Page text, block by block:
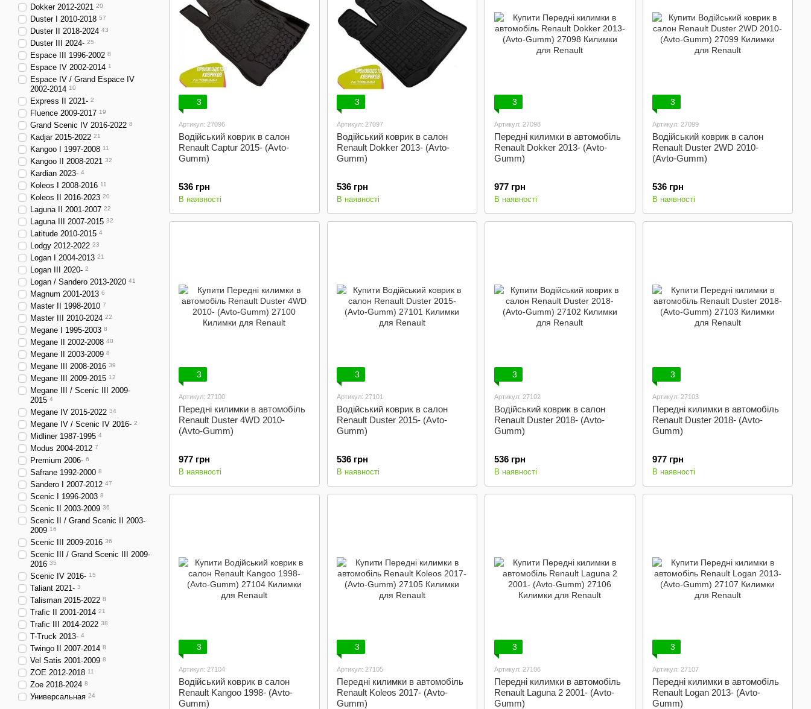
3
Артикул: 27096
Водійський коврик в салон
Renault Captur 2015- (Avto-
Gumm)
536 грн
В наявності
3
Артикул: 27097
Водійський коврик в салон
Renault Dokker 2013- (Avto-
Gumm)
536 грн
В наявності
3
Артикул: 27098
Передні килимки в автомобіль
Renault Dokker 2013- (Avto-
Gumm)
977 грн
В наявності
3
Артикул: 27099
Водійський коврик в салон
Renault Duster 2WD 2010-
(Avto-Gumm)
536 грн
В наявності
3
Артикул: 27100
Передні килимки в автомобіль
Renault Duster 4WD 2010-
(Avto-Gumm)
977 грн
В наявності
3
Артикул: 27101
Водійський коврик в салон
Renault Duster 2015- (Avto-
Gumm)
536 грн
В наявності
3
Артикул: 27102
Водійський коврик в салон
Renault Duster 2018- (Avto-
Gumm)
536 грн
В наявності
3
Артикул: 27103
Передні килимки в автомобіль
Renault Duster 2018- (Avto-
Gumm)
977 грн
В наявності
3
Артикул: 27104
Водійський коврик в салон
Renault Kangoo 1998- (Avto-
Gumm)
3
Артикул: 27105
Передні килимки в автомобіль
Renault Koleos 2017- (Avto-
Gumm)
3
Артикул: 27106
Передні килимки в автомобіль
Renault Laguna 2 2001- (Avto-
Gumm)
3
Артикул: 27107
Передні килимки в автомобіль
Renault Logan 2013- (Avto-
Gumm)
Dokker 2012-2021 20
Duster I 2010-2018 57
Duster II 2018-2024 43
Duster III 2024- 25
Espace III 1996-2002 8
Espace IV 2002-2014 1
Espace IV / Grand Espace IV
2002-2014 10
Express II 2021- 2
Fluence 2009-2017 19
Grand Scenic IV 2016-2022 8
Kadjar 2015-2022 21
Kangoo I 1997-2008 11
Kangoo II 2008-2021 32
Kardian 2023- 4
Koleos I 2008-2016 11
Koleos II 2016-2023 20
Laguna II 2001-2007 22
Laguna III 2007-2015 32
Latitude 2010-2015 4
Lodgy 2012-2022 23
Logan I 2004-2013 21
Logan III 2020- 2
Logan / Sandero 2013-2020 41
Magnum 2001-2013 6
Master II 1998-2010 7
Master III 2010-2024 22
Megane I 1995-2003 8
Megane II 2002-2008 40
Megane II 2003-2009 8
Megane III 2008-2016 39
Megane III 2009-2015 12
Megane III / Scenic III 2009-
2015 4
Megane IV 2015-2022 34
Megane IV / Scenic IV 2016- 2
Midliner 1987-1995 4
Modus 2004-2012 7
Premium 2006- 6
Safrane 1992-2000 8
Sandero I 2007-2012 47
Scenic I 1996-2003 8
Scenic II 2003-2009 36
Scenic II / Grand Scenic II 2003-
2009 16
Scenic III 2009-2016 36
Scenic III / Grand Scenic III 2009-
2016 35
Scenic IV 2016- 15
Taliant 2021- 3
Talisman 2015-2022 8
Trafic II 2001-2014 21
Trafic III 2014-2022 38
T-Truck 2013- 4
Twingo II 2007-2014 8
Vel Satis 2001-2009 8
ZOE 2012-2018 11
Zoe 2018-2024 8
Универсальная 24